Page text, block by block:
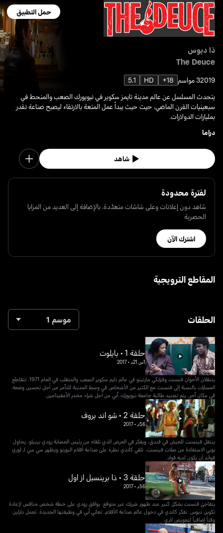
حمل التطبيق
ذا ديوس
The Deuce
20193 مواسم 18+
HD
5.1
يتحدث المسلسل عن عالم مدينة تايمز سكوير في نيويورك الصعب والمنحط في
سبعينيات القرن الماضي، حيث حيث يبدأ عمل المتعة بالارتقاء ليصبح صناعة تقدر
بمليارات الدولارات.
دراما
شاهد
لفترة محدودة
شاهد دون إعلانات وعلى شاشات متعدّدة، بالإضافة إلى العديد من المزايا
الحصرية
اشترك الآن
المقاطع الترويجية
الحلقات موسم 1
حلقة 1 • بايلوت
1س 21د •
2017
يتنقلان الأخوان فنسنت وفرانكي مارتينو في عالم تايم سكوير الصعب والمتقلب في العام 1971. تتقاطع
المسارات بالنسبة إلى فنسنت مع الكثير من الأشخاص في وسط المدينة للتآمر من أجل تحسين وضعه.
في مكان آخر، يتم تجنيد طالبة جامعة نيويورك، آبي من أجل شراء مخدر الأمفيتامين.
حلقة 2 • شو اند بروف
56د •
2017
ينتقل فينسنت للعيش في فندق، ويفكر في العرض الذي تلقاه من رئيس العصابة رودي بيبيلو. يحاول
بوبي الاستفادة من صلات فينسنت. تلقي كاندي نظرة على صناعة أفلام البورنو ويظهر سي سي لـ لوري
فوائد أن يكون لديه قواد.
حلقة 3 • ذا برينسبل از اول
56د •
2017
يتفاجئ فنسنت بشكل كبير عند ظهور شريك غير متوقع. يوافق رودي على خطة شخص منافس لإعادة
تكوين ديوس. تفكر كاندي في دخول عالم صناعة الأفلام. تعاني آبي في وظيفتها الجديدة. تعمل دارلين
وقتاً إضافياً لتعويض لاري